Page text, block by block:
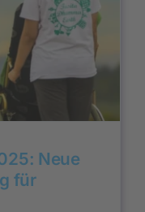
Neue
für